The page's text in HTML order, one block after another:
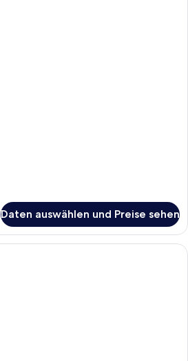
Daten auswählen und Preise sehen